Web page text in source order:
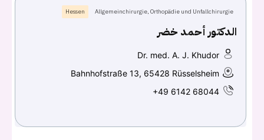
Allgemeinchirurgie, Orthopädie und Unfallchirurgie
Hessen
الدكتور أحمد خضر
Dr. med. A. J. Khudor
Bahnhofstraße 13, 65428 Rüsselsheim
+49 6142 68044